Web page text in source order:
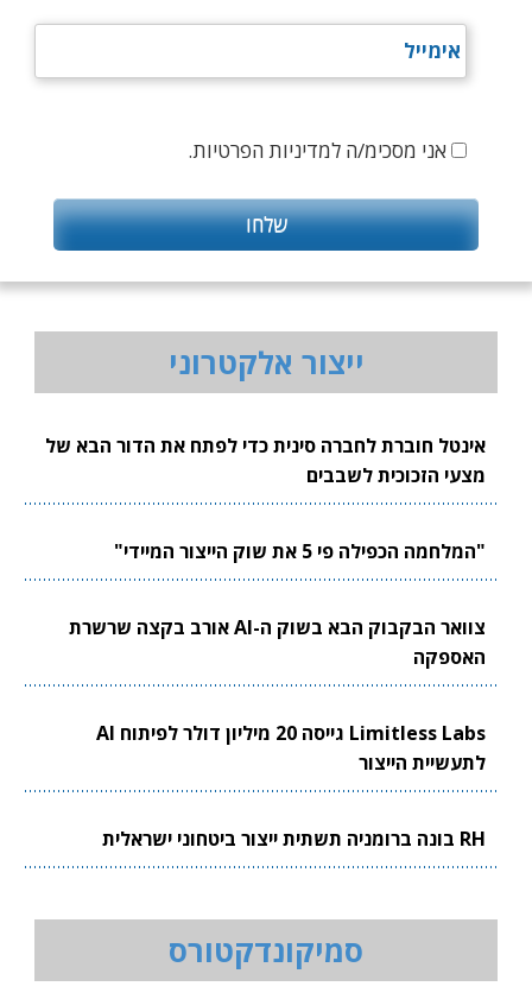
אני מסכימ/ה למדיניות הפרטיות.
ייצור אלקטרוני
אינטל חוברת לחברה סינית כדי לפתח את הדור הבא של
מצעי הזכוכית לשבבים
"המלחמה הכפילה פי 5 את שוק הייצור המיידי"
צוואר הבקבוק הבא בשוק ה-AI אורב בקצה שרשרת
האספקה
Limitless Labs גייסה 20 מיליון דולר לפיתוח AI
לתעשיית הייצור
RH בונה ברומניה תשתית ייצור ביטחוני ישראלית
סמיקונדקטורס